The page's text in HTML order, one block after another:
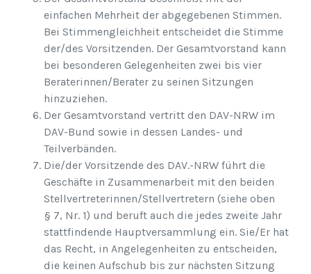
einfachen Mehrheit der abgegebenen Stimmen.
Bei Stimmengleichheit entscheidet die Stimme
der/des Vorsitzenden. Der Gesamtvorstand kann
bei besonderen Gelegenheiten zwei bis vier
Beraterinnen/Berater zu seinen Sitzungen
hinzuziehen.
Der Gesamtvorstand vertritt den DAV-NRW im
DAV-Bund sowie in dessen Landes- und
Teilverbänden.
Die/der Vorsitzende des DAV.-NRW führt die
Geschäfte in Zusammenarbeit mit den beiden
Stellvertreterinnen/Stellvertretern (siehe oben
§ 7, Nr. 1) und beruft auch die jedes zweite Jahr
stattfindende Hauptversammlung ein. Sie/Er hat
das Recht, in Angelegenheiten zu entscheiden,
die keinen Aufschub bis zur nächsten Sitzung